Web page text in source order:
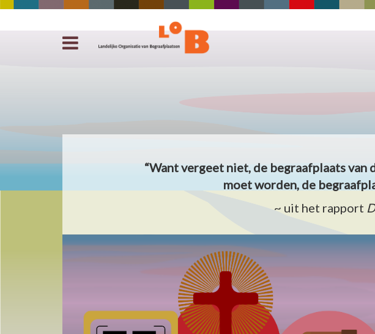
“Want vergeet niet, de begraafplaats
moet worden, de
~ uit het rapport